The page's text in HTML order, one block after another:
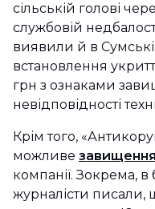
сільській голові
службовій
виявили й в
встановлення
грн з ознаками
невідповідності
Крім того,
можливе завищення
компанії. Зокрема, в
журналісти писали,